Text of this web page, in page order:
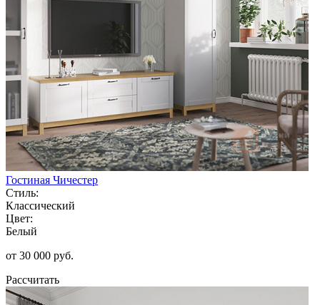
Гостиная Чичестер
Стиль:
Классический
Цвет:
Белый
от 30 000 руб.
Рассчитать